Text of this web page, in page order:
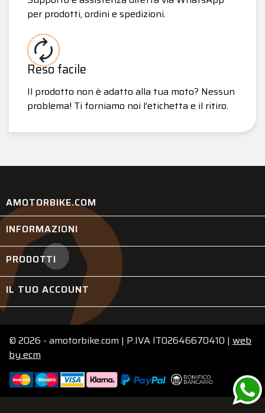
per prodotti, ordini e spedizioni.
Reso facile
Il prodotto non è adatto alla tua moto? Nessun
problema! Ti forniamo noi l’etichetta e il ritiro.
AMOTORBIKE.COM
INFORMAZIONI
PRODOTTI
IL TUO ACCOUNT
© 2026 - amotorbike.com | P.IVA IT02646670410 | web
byecm